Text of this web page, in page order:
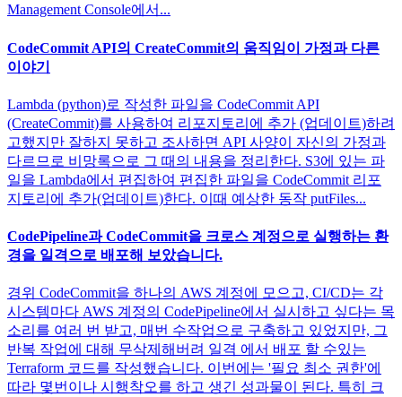
Management Console에서...
CodeCommit API의 CreateCommit의 움직임이 가정과 다른
이야기
Lambda (python)로 작성한 파일을 CodeCommit API
(CreateCommit)를 사용하여 리포지토리에 추가 (업데이트)하려
고했지만 잘하지 못하고 조사하면 API 사양이 자신의 가정과
다르므로 비망록으로 그 때의 내용을 정리한다. S3에 있는 파
일을 Lambda에서 편집하여 편집한 파일을 CodeCommit 리포
지토리에 추가(업데이트)한다. 이때 예상한 동작 putFiles...
CodePipeline과 CodeCommit을 크로스 계정으로 실행하는 환
경을 일격으로 배포해 보았습니다.
경위 CodeCommit을 하나의 AWS 계정에 모으고, CI/CD는 각
시스템마다 AWS 계정의 CodePipeline에서 실시하고 싶다는 목
소리를 여러 번 받고, 매번 수작업으로 구축하고 있었지만, 그
반복 작업에 대해 무삭제해버려 일격 에서 배포 할 수있는
Terraform 코드를 작성했습니다. 이번에는 '필요 최소 권한'에
따라 몇번이나 시행착오를 하고 생긴 성과물이 된다. 특히 크